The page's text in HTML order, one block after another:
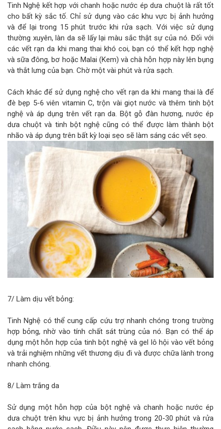
Tinh Nghệ kết hợp với chanh hoặc nước ép dưa chuột là rất tốt
cho bất kỳ sắc tố. Chỉ sử dụng vào các khu vực bị ảnh hưởng
và để lại trong 15 phút trước khi rửa sạch. Với việc sử dụng
thường xuyên, làn da sẽ lấy lại màu sắc thật sự của nó. Đối với
các vết rạn da khi mang thai khó coi, bạn có thể kết hợp nghệ
và sữa đông, bơ hoặc Malai (Kem) và chà hỗn hợp này lên bụng
và thắt lưng của bạn. Chờ một vài phút và rửa sạch.
Cách khác để sử dụng nghệ cho vết rạn da khi mang thai là để
đè bẹp 5-6 viên vitamin C, trộn vài giọt nước và thêm tinh bột
nghệ và áp dụng trên vết rạn da. Bột gỗ đàn hương, nước ép
dưa chuột và tinh bột nghệ cũng có thể được làm thành bột
nhão và áp dụng trên bất kỳ loại sẹo sẽ làm sáng các vết sẹo.
7/ Làm dịu vết bỏng:
Tinh Nghệ có thể cung cấp cứu trợ nhanh chóng trong trường
hợp bỏng, nhờ vào tính chất sát trùng của nó. Bạn có thể áp
dụng một hỗn hợp của tinh bột nghệ và gel lô hội vào vết bỏng
và trải nghiệm những vết thương dịu đi và được chữa lành trong
nhanh chóng.
8/ Làm trắng da
Sử dụng một hỗn hợp của bột nghệ và chanh hoặc nước ép
dưa chuột trên khu vực bị ảnh hưởng trong 20-30 phút và rửa